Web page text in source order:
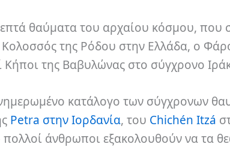
θαύματα του αρχαίου κόσμου, που
της Ρόδου στην Ελλάδα, ο
Κήποι της Βαβυλώνας στο σύγχρονο
κατάλογο των σύγχρονων
Petra στην Ιορδανία, του Chichén Itzá
πολλοί άνθρωποι εξακολουθούν να τα